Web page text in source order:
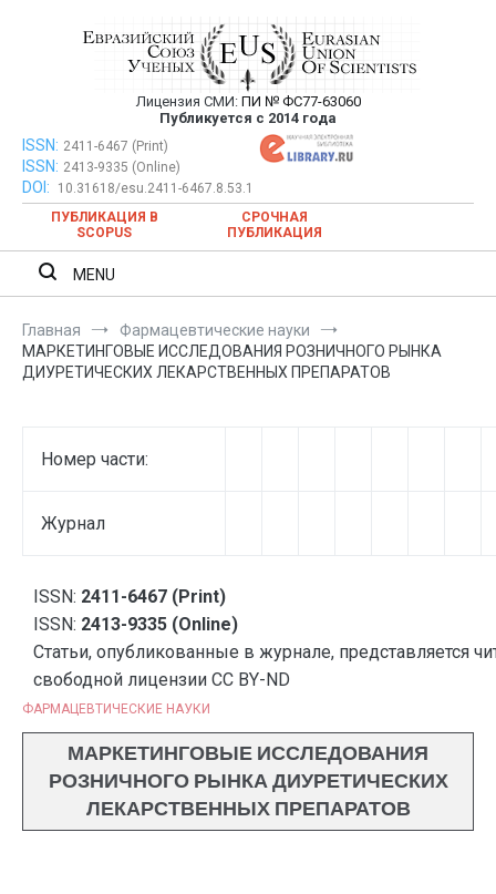
Евразийский Союз Ученых —
публикация научных статей в
ежемесячном научном журнале
Лицензия СМИ: ПИ № ФС77-63060
Публикуется с 2014 года
Евразийский Союз Ученых — публикация научных статей в
ежемесячном научном журнале
ISSN: 2411-6467 (Print)
ISSN: 2413-9335 (Online)
DOI:
10.31618/esu.2411-6467.8.53.1
ПУБЛИКАЦИЯ В
SCOPUS
СРОЧНАЯ
ПУБЛИКАЦИЯ
MENU
Главная
Фармацевтические науки
МАРКЕТИНГОВЫЕ ИССЛЕДОВАНИЯ РОЗНИЧНОГО РЫНКА
ДИУРЕТИЧЕСКИХ ЛЕКАРСТВЕННЫХ ПРЕПАРАТОВ
Номер части:
Журнал
ISSN: 2411-6467 (Print)
ISSN: 2413-9335 (Online)
Статьи, опубликованные в журнале, представляется
свободной лицензии CC BY-ND
ФАРМАЦЕВТИЧЕСКИЕ НАУКИ
МАРКЕТИНГОВЫЕ ИССЛЕДОВАНИЯ
РОЗНИЧНОГО РЫНКА ДИУРЕТИЧЕСКИХ
ЛЕКАРСТВЕННЫХ ПРЕПАРАТОВ